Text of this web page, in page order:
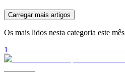
Carregar mais artigos
Os mais lidos nesta categoria este mês
1